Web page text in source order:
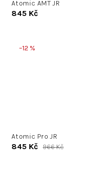
Atomic AMT JR
845 Kč
–12 %
Atomic Pro JR
845 Kč 966 Kč